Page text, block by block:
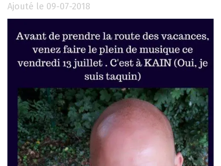
Ajouté le 09-07-2018